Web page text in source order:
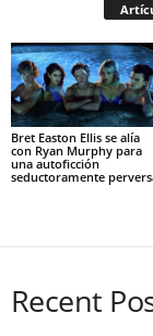
Bret Easton Ellis se alía
con Ryan Murphy para
una autoficción
seductoramente
Recent